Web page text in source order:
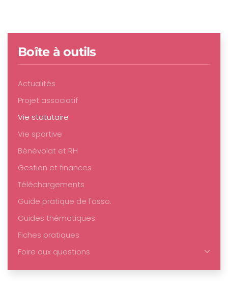
Boîte à outils
Actualités
Projet associatif
Vie statutaire
Vie sportive
Bénévolat et RH
Gestion et finances
Téléchargements
Guide pratique de l'asso.
Guides thématiques
Fiches pratiques
Foire aux questions